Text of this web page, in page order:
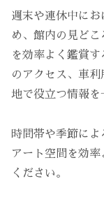
週末や連休中に
め、館内の見どこ
を効率よく鑑賞
のアクセス、車
地で役立つ情報を
時間帯や季節に
アート空間を効
ください。